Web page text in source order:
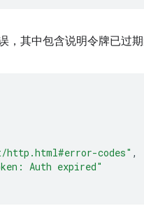
，其中包含说明令牌已过期
codes" ,
Auth expired"